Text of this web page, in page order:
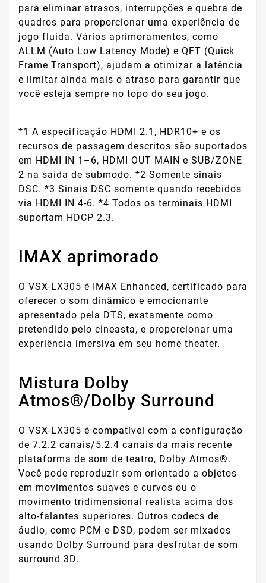
para eliminar atrasos, interrupções e quebra de
quadros para proporcionar uma experiência de
jogo fluida. Vários aprimoramentos, como
ALLM (Auto Low Latency Mode) e QFT (Quick
Frame Transport), ajudam a otimizar a latência
e limitar ainda mais o atraso para garantir que
você esteja sempre no topo do seu jogo.
*1 A especificação HDMI 2.1, HDR10+ e os
recursos de passagem descritos são suportados
em HDMI IN 1–6, HDMI OUT MAIN e SUB/ZONE
2 na saída de submodo. *2 Somente sinais
DSC. *3 Sinais DSC somente quando recebidos
via HDMI IN 4-6. *4 Todos os terminais HDMI
suportam HDCP 2.3.
IMAX aprimorado
O VSX-LX305 é IMAX Enhanced, certificado para
oferecer o som dinâmico e emocionante
apresentado pela DTS, exatamente como
pretendido pelo cineasta, e proporcionar uma
experiência imersiva em seu home theater.
Mistura Dolby
Atmos®/Dolby Surround
O VSX-LX305 é compatível com a configuração
de 7.2.2 canais/5.2.4 canais da mais recente
plataforma de som de teatro, Dolby Atmos®.
Você pode reproduzir som orientado a objetos
em movimentos suaves e curvos ou o
movimento tridimensional realista acima dos
alto-falantes superiores. Outros codecs de
áudio, como PCM e DSD, podem ser mixados
usando Dolby Surround para desfrutar de som
surround 3D.